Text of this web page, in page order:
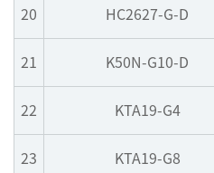
20 HC2627-G-D
21 K50N-G10-D
22 KTA19-G4
23 KTA19-G8